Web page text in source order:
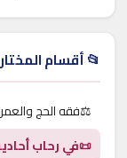
📂 أقسام
⚖️فقه الحج
📜في رحاب